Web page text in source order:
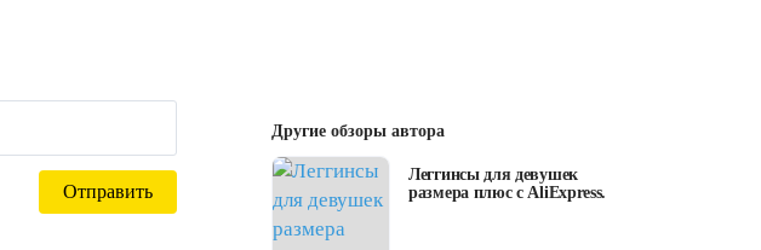
Другие обзоры автора
Леггинсы для девушек
размера плюс с AliExpress.